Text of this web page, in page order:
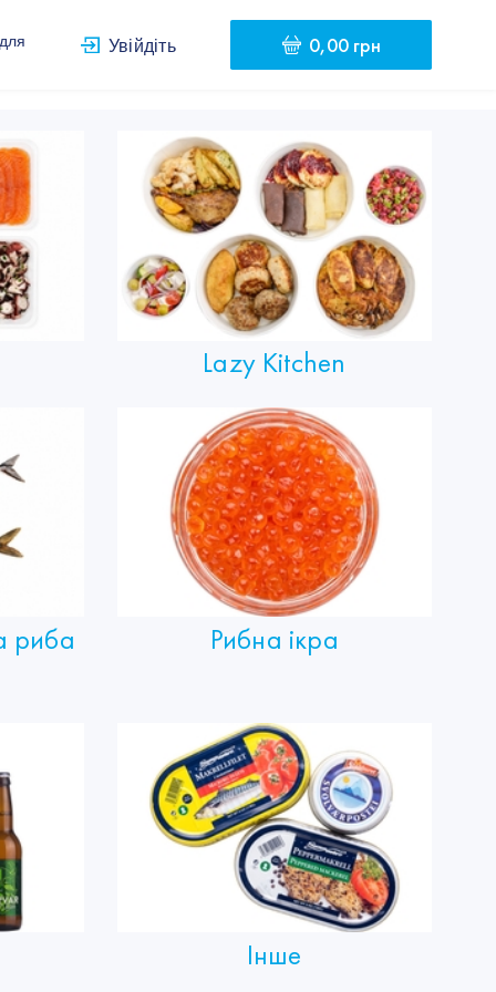
Увійдіть 0,00 грн
Lazy Kitchen
риба Рибна ікра
Інше